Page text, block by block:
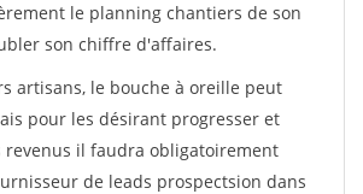
le planning chantiers de son
son chiffre d'affaires.
artisans, le bouche à oreille peut
pour les désirant progresser et
il faudra obligatoirement
de leads prospectsion dans